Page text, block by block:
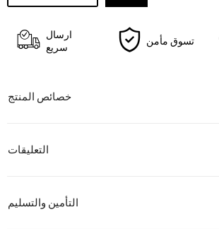
ارسال
سريع
تسوق مأمن
خصائص المنتج
التعليقات
التأمين والتسليم